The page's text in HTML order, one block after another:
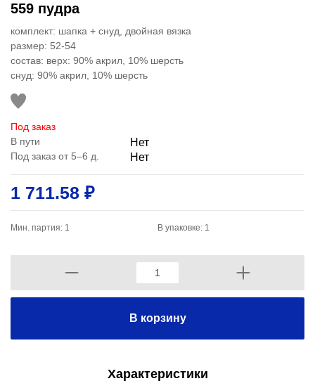
559 пудра
комплект: шапка + снуд, двойная вязка
размер: 52-54
состав: верх: 90% акрил, 10% шерсть
снуд: 90% акрил, 10% шерсть
Под заказ
В пути
Нет
Под заказ от 5–6 д. Нет
1 711.58 ₽
Мин. партия: 1 В упаковке: 1
В корзину
Характеристики